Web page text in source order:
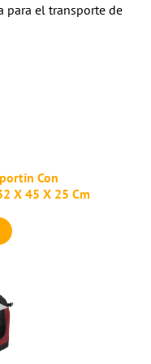
para el transporte de
Con
X 45 X 25 Cm